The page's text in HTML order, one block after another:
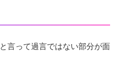
と言って過言ではない部分が面